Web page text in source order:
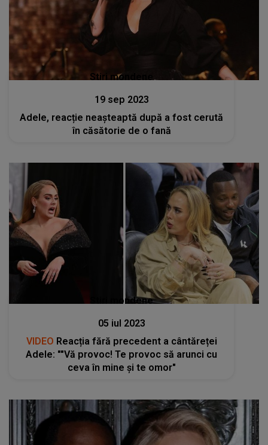
Stiri mondene
19 sep 2023
Adele, reacție neașteaptă după a fost cerută
în căsătorie de o fană
Stiri mondene
05 iul 2023
VIDEO Reacția fără precedent a cântăreței
Adele: ""Vă provoc! Te provoc să arunci cu
ceva în mine şi te omor"